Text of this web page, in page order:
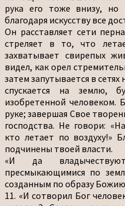
рука его тоже внизу, но
благодаря искусству все
Он расставляет сети
стреляет в то, что
захватывает свирепых
видел, как орел
затем запутывается в
спускается на землю,
изобретенной человеком.
руке; завершая Свое
господства. Не говори:
кто летает по воздуху!»
подчинены твоей власти.
«И да
пресмыкающимися по
созданным по образу
11. «И сотворил Бог